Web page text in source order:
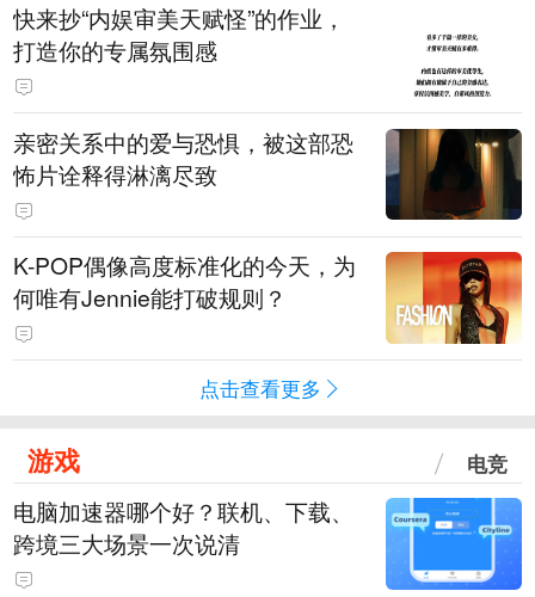
快来抄“内娱审美天赋怪”的作业，
打造你的专属氛围感
亲密关系中的爱与恐惧，被这部恐
怖片诠释得淋漓尽致
K-POP偶像高度标准化的今天，为
何唯有Jennie能打破规则？
点击查看更多
游戏 电竞
电脑加速器哪个好？联机、下载、
跨境三大场景一次说清